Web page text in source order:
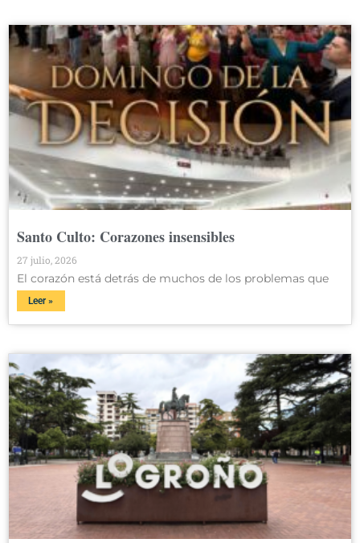
Santo Culto: Corazones insensibles
27 julio, 2026
El corazón está detrás de muchos de los problemas que
Leer »